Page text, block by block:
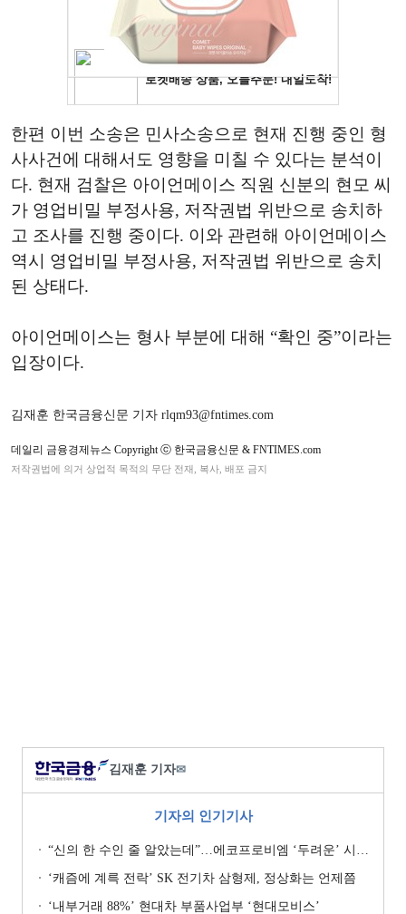
한편 이번 소송은 민사소송으로 현재 진행 중인 형
사사건에 대해서도 영향을 미칠 수 있다는 분석이
다. 현재 검찰은 아이언메이스 직원 신분의 현모 씨
가 영업비밀 부정사용, 저작권법 위반으로 송치하
고 조사를 진행 중이다. 이와 관련해 아이언메이스
역시 영업비밀 부정사용, 저작권법 위반으로 송치
된 상태다.
아이언메이스는 형사 부분에 대해 “확인 중”이라는
입장이다.
김재훈 한국금융신문 기자 rlqm93@fntimes.com
데일리 금융경제뉴스 Copyright ⓒ 한국금융신문 & FNTIMES.com
저작권법에 의거 상업적 목적의 무단 전재, 복사, 배포 금지
김재훈 기자✉
기자의 인기기사
“신의 한 수인 줄 알았는데”…에코프로비엠 ‘두려운’ 시나리오
‘캐즘에 계륵 전락’ SK 전기차 삼형제, 정상화는 언제쯤
‘내부거래 88%ʼ 현대차 부품사업부 ‘현대모비스ʼ